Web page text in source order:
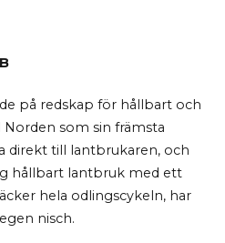
på redskap för hållbart och
som sin främsta
direkt till lantbrukaren, och
hållbart lantbruk med ett
hela odlingscykeln, har
nisch.